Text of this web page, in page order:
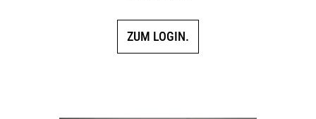
ZUM LOGIN.